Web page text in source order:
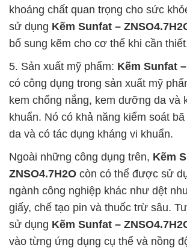
khoáng chất quan trọng cho sức
sử dụng Kẽm Sunfat –
bổ sung kẽm cho cơ thể khi cần
5. Sản xuất mỹ phẩm: Kẽm Sunfat
có công dụng trong sản xuất mỹ
kem chống nắng, kem dưỡng da và
khuẩn. Nó có khả năng kiểm soát
da và có tác dụng kháng vi khuẩn.
Ngoài những công dụng trên, Kẽm
ZNSO4.7H2O còn có thể được sử
ngành công nghiệp khác như dệt
giấy, chế tạo pin và thuốc trừ sâu.
sử dụng Kẽm Sunfat –
vào từng ứng dụng cụ thể và nồng